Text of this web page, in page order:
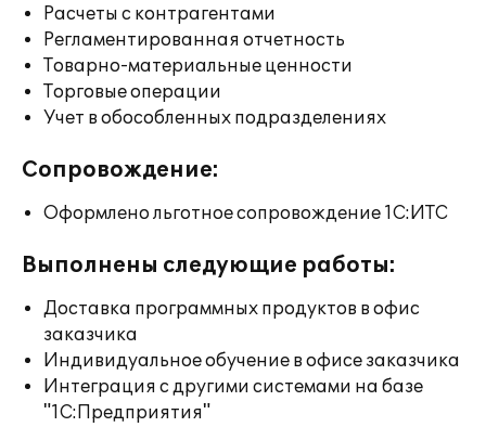
Расчеты с контрагентами
Регламентированная отчетность
Товарно-материальные ценности
Торговые операции
Учет в обособленных подразделениях
Сопровождение:
Оформлено льготное сопровождение 1С:ИТС
Выполнены следующие работы:
Доставка программных продуктов в офис
заказчика
Индивидуальное обучение в офисе заказчика
Интеграция с другими системами на базе
"1С:Предприятия"